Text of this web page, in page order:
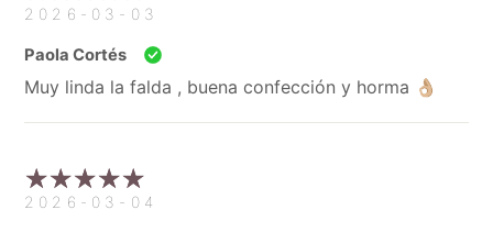
2026-03-03
Paola Cortés
Muy linda la falda , buena confección y horma 👌🏼
2026-03-04